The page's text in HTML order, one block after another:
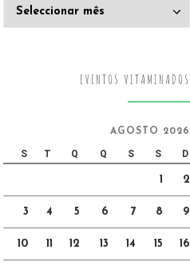
EVENTOS VITAMINADOS
AGOSTO 2026
S T Q Q S S D
1 2
3 4 5 6 7 8 9
10 11 12 13 14 15 16